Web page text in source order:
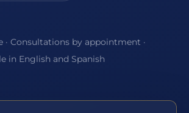
· Consultations by appointment ·
in English and Spanish